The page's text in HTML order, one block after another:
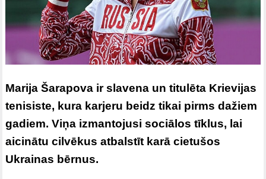
Marija Šarapova ir slavena un titulēta Krievijas
tenisiste, kura karjeru beidz tikai pirms dažiem
gadiem. Viņa izmantojusi sociālos tīklus, lai
aicinātu cilvēkus atbalstīt karā cietušos
Ukrainas bērnus.